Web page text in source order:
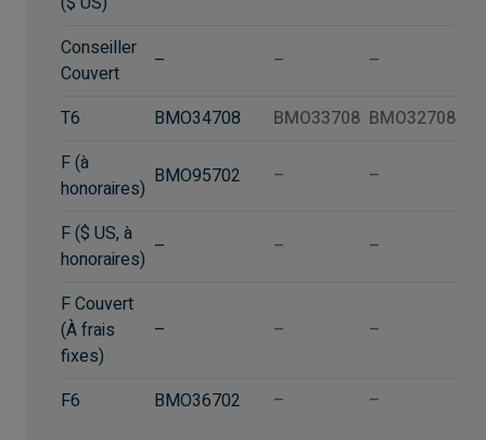
Conseiller
Couvert
– – –
T6 BMO34708 BMO33708 BMO32708
F (à
honoraires) BMO95702 – –
F ($ US, à
honoraires) – – –
F Couvert
(À frais
fixes)
– – –
F6 BMO36702 – –